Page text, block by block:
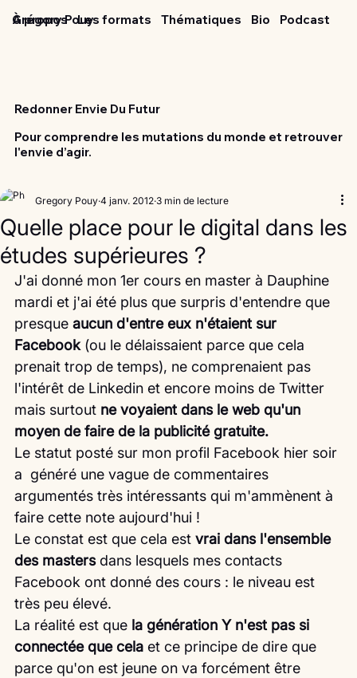
Grégory Pouy
À propos Les formats Thématiques Podcast
Bio
Redonner Envie Du Futur
Pour comprendre les mutations du monde et retrouver
l'envie d’agir.
Quelle place pour le digital dans les
études supérieures ?
Gregory Pouy 4 janv. 2012 3 min de lecture
J'ai donné mon 1er cours en master à Dauphine
mardi et j'ai été plus que surpris d'entendre que
presque aucun d'entre eux n'étaient sur
Facebook (ou le délaissaient parce que cela
prenait trop de temps), ne comprenaient pas
l'intérêt de Linkedin et encore moins de Twitter
mais surtout ne voyaient dans le web qu'un
moyen de faire de la publicité gratuite.
Le statut posté sur mon profil Facebook hier soir
a  généré une vague de commentaires
argumentés très intéressants qui m'ammènent à
faire cette note aujourd'hui !
Le constat est que cela est vrai dans l'ensemble
des masters dans lesquels mes contacts
Facebook ont donné des cours : le niveau est
très peu élevé.
La réalité est que la génération Y n'est pas si
connectée que cela et ce principe de dire que
parce qu'on est jeune on va forcément être